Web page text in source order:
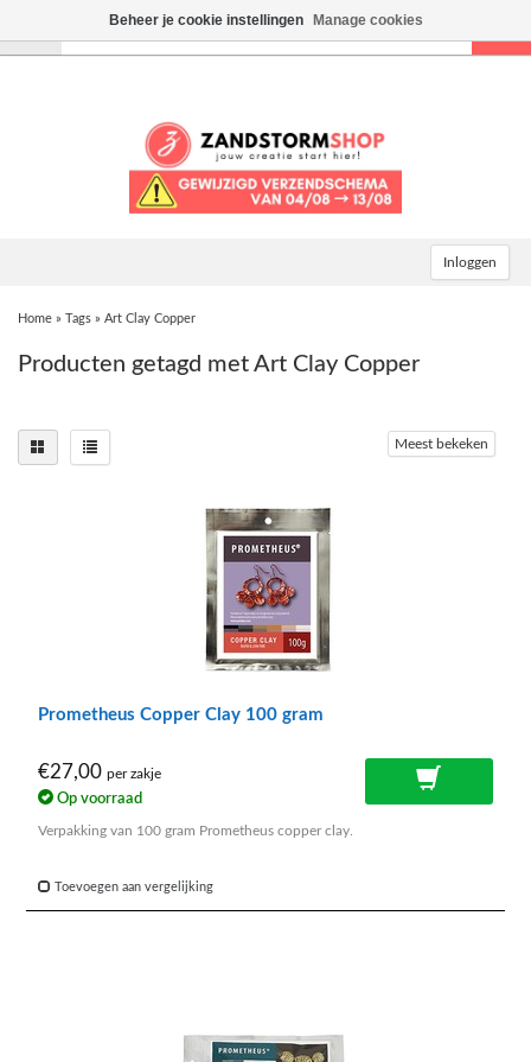
Inloggen
Home » Tags » Art Clay Copper
Producten getagd met Art Clay Copper
Meest bekeken
Prometheus Copper Clay 100 gram
€27,00 per zakje
Op voorraad
Verpakking van 100 gram Prometheus copper clay.
Toevoegen aan vergelijking
Beheer je cookie instellingen Manage cookies